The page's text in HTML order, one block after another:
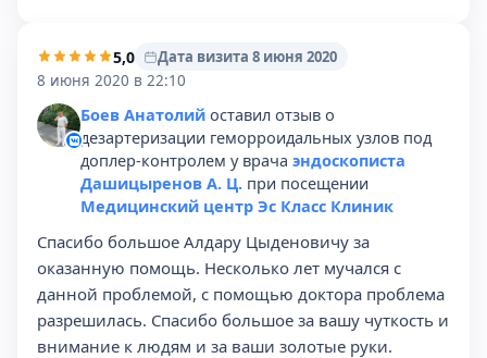
5,0
Дата визита 8 июня 2020
8 июня 2020 в 22:10
Боев Анатолий оставил отзыв о
дезартеризации геморроидальных узлов под
доплер-контролем у врача эндоскописта
Дашицыренов А. Ц. при посещении
Медицинский центр Эс Класс Клиник
Спасибо большое Алдару Цыденовичу за
оказанную помощь. Несколько лет мучался с
данной проблемой, с помощью доктора проблема
разрешилась. Спасибо большое за вашу чуткость и
внимание к людям и за ваши золотые руки.